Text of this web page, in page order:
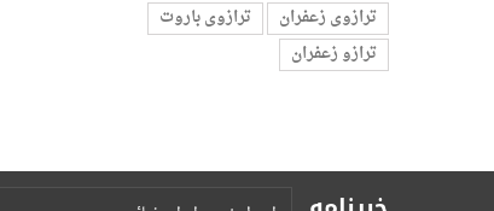
ترازوی زعفران
ترازوی باروت
ترازو زعفران